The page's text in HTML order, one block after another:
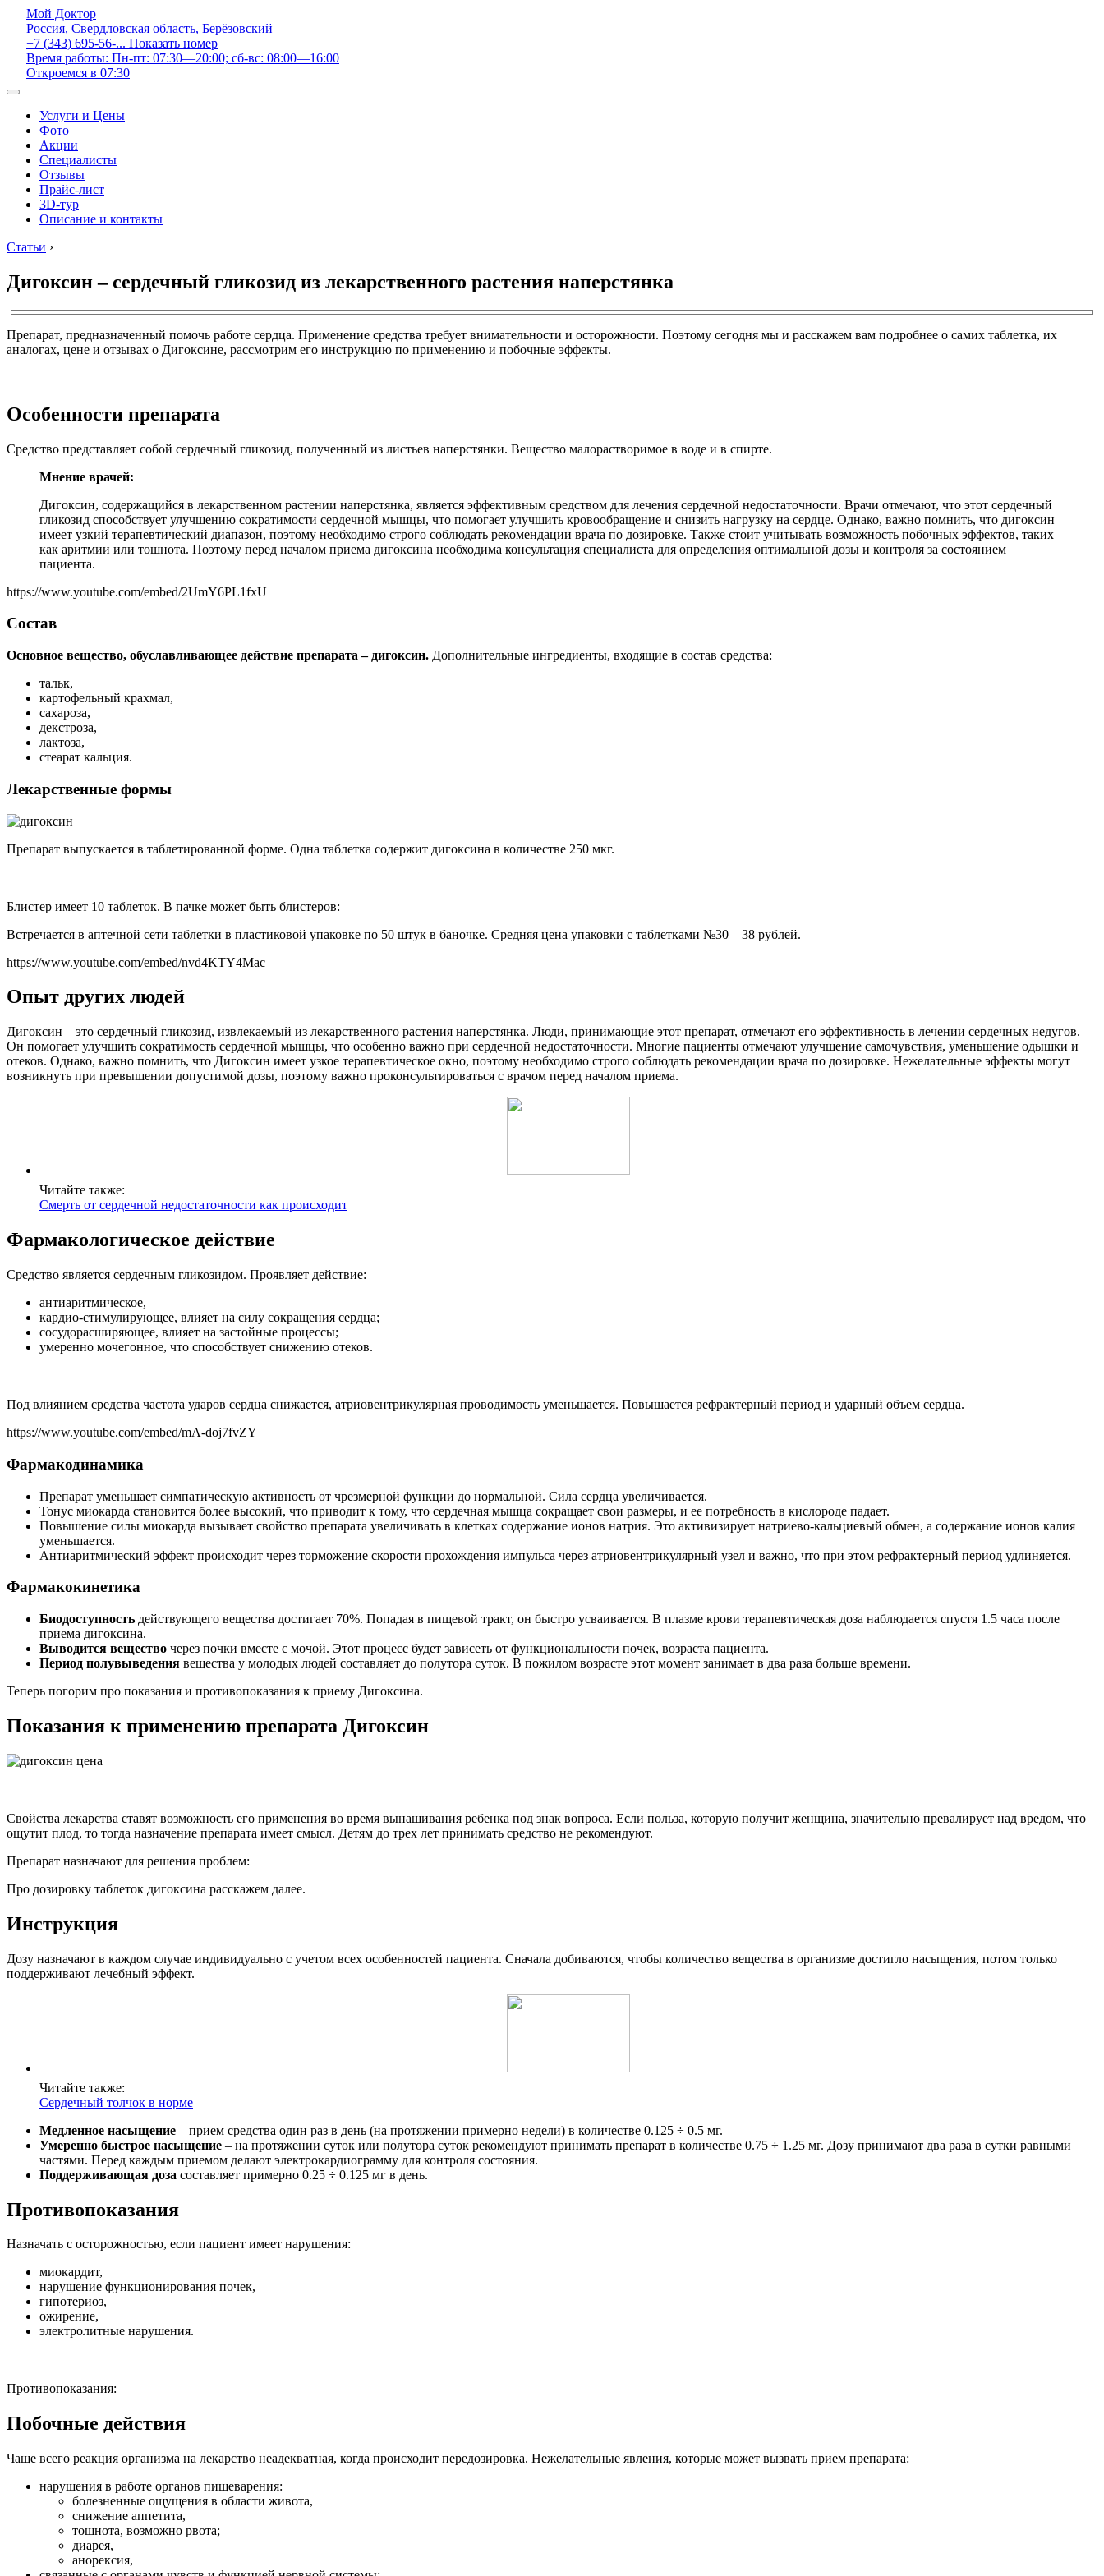
Мой Доктор
Россия, Свердловская область, Берёзовский
+7 (343) 695-56-... Показать номер
Время работы: Пн-пт: 07:30—20:00; сб-вс: 08:00—16:00
Откроемся в 07:30
Услуги и Цены
Фото
Акции
Специалисты
Отзывы
Прайс-лист
3D-тур
Описание и контакты
Статьи ›
Дигоксин – сердечный гликозид из лекарственного растения наперстянка
Препарат, предназначенный помочь работе сердца. Применение средства требует внимательности и осторожности. Поэтому сегодня мы и расскажем вам подробнее о самих таблетка, их
аналогах, цене и отзывах о Дигоксине, рассмотрим его инструкцию по применению и побочные эффекты.
Особенности препарата
Средство представляет собой сердечный гликозид, полученный из листьев наперстянки. Вещество малорастворимое в воде и в спирте.
Мнение врачей:
Дигоксин, содержащийся в лекарственном растении наперстянка, является эффективным средством для лечения сердечной недостаточности. Врачи отмечают, что этот сердечный
гликозид способствует улучшению сократимости сердечной мышцы, что помогает улучшить кровообращение и снизить нагрузку на сердце. Однако, важно помнить, что дигоксин
имеет узкий терапевтический диапазон, поэтому необходимо строго соблюдать рекомендации врача по дозировке. Также стоит учитывать возможность побочных эффектов, таких
как аритмии или тошнота. Поэтому перед началом приема дигоксина необходима консультация специалиста для определения оптимальной дозы и контроля за состоянием
пациента.
https://www.youtube.com/embed/2UmY6PL1fxU
Состав
Основное вещество, обуславливающее действие препарата – дигоксин. Дополнительные ингредиенты, входящие в состав средства:
тальк,
картофельный крахмал,
сахароза,
декстроза,
лактоза,
стеарат кальция.
Лекарственные формы
Препарат выпускается в таблетированной форме. Одна таблетка содержит дигоксина в количестве 250 мкг.
Блистер имеет 10 таблеток. В пачке может быть блистеров:
Встречается в аптечной сети таблетки в пластиковой упаковке по 50 штук в баночке. Средняя цена упаковки с таблетками №30 – 38 рублей.
https://www.youtube.com/embed/nvd4KTY4Mac
Опыт других людей
Дигоксин – это сердечный гликозид, извлекаемый из лекарственного растения наперстянка. Люди, принимающие этот препарат, отмечают его эффективность в лечении сердечных недугов.
Он помогает улучшить сократимость сердечной мышцы, что особенно важно при сердечной недостаточности. Многие пациенты отмечают улучшение самочувствия, уменьшение одышки и
отеков. Однако, важно помнить, что Дигоксин имеет узкое терапевтическое окно, поэтому необходимо строго соблюдать рекомендации врача по дозировке. Нежелательные эффекты могут
возникнуть при превышении допустимой дозы, поэтому важно проконсультироваться с врачом перед началом приема.
Читайте также:
Смерть от сердечной недостаточности как происходит
Фармакологическое действие
Средство является сердечным гликозидом. Проявляет действие:
антиаритмическое,
кардио-стимулирующее, влияет на силу сокращения сердца;
сосудорасширяющее, влияет на застойные процессы;
умеренно мочегонное, что способствует снижению отеков.
Под влиянием средства частота ударов сердца снижается, атриовентрикулярная проводимость уменьшается. Повышается рефрактерный период и ударный объем сердца.
https://www.youtube.com/embed/mA-doj7fvZY
Фармакодинамика
Препарат уменьшает симпатическую активность от чрезмерной функции до нормальной. Сила сердца увеличивается.
Тонус миокарда становится более высокий, что приводит к тому, что сердечная мышца сокращает свои размеры, и ее потребность в кислороде падает.
Повышение силы миокарда вызывает свойство препарата увеличивать в клетках содержание ионов натрия. Это активизирует натриево-кальциевый обмен, а содержание ионов калия
уменьшается.
Антиаритмический эффект происходит через торможение скорости прохождения импульса через атриовентрикулярный узел и важно, что при этом рефрактерный период удлиняется.
Фармакокинетика
Биодоступность действующего вещества достигает 70%. Попадая в пищевой тракт, он быстро усваивается. В плазме крови терапевтическая доза наблюдается спустя 1.5 часа после
приема дигоксина.
Выводится вещество через почки вместе с мочой. Этот процесс будет зависеть от функциональности почек, возраста пациента.
Период полувыведения вещества у молодых людей составляет до полутора суток. В пожилом возрасте этот момент занимает в два раза больше времени.
Теперь погорим про показания и противопоказания к приему Дигоксина.
Показания к применению препарата Дигоксин
Свойства лекарства ставят возможность его применения во время вынашивания ребенка под знак вопроса. Если польза, которую получит женщина, значительно превалирует над вредом, что
ощутит плод, то тогда назначение препарата имеет смысл. Детям до трех лет принимать средство не рекомендуют.
Препарат назначают для решения проблем:
Про дозировку таблеток дигоксина расскажем далее.
Инструкция
Дозу назначают в каждом случае индивидуально с учетом всех особенностей пациента. Сначала добиваются, чтобы количество вещества в организме достигло насыщения, потом только
поддерживают лечебный эффект.
Читайте также:
Сердечный толчок в норме
Медленное насыщение – прием средства один раз в день (на протяжении примерно недели) в количестве 0.125 ÷ 0.5 мг.
Умеренно быстрое насыщение – на протяжении суток или полутора суток рекомендуют принимать препарат в количестве 0.75 ÷ 1.25 мг. Дозу принимают два раза в сутки равными
частями. Перед каждым приемом делают электрокардиограмму для контроля состояния.
Поддерживающая доза составляет примерно 0.25 ÷ 0.125 мг в день.
Противопоказания
Назначать с осторожностью, если пациент имеет нарушения:
миокардит,
нарушение функционирования почек,
гипотериоз,
ожирение,
электролитные нарушения.
Противопоказания:
Побочные действия
Чаще всего реакция организма на лекарство неадекватная, когда происходит передозировка. Нежелательные явления, которые может вызвать прием препарата:
нарушения в работе органов пищеварения:
болезненные ощущения в области живота,
снижение аппетита,
тошнота, возможно рвота;
диарея,
анорексия,